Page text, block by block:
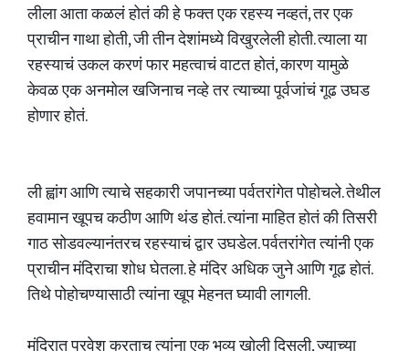
लीला आता कळलं होतं की हे फक्त एक रहस्य नव्हतं, तर एक
प्राचीन गाथा होती, जी तीन देशांमध्ये विखुरलेली होती. त्याला या
रहस्याचं उकल करणं फार महत्वाचं वाटत होतं, कारण यामुळे
केवळ एक अनमोल खजिनाच नव्हे तर त्याच्या पूर्वजांचं गूढ उघड
होणार होतं.
ली ह्वांग आणि त्याचे सहकारी जपानच्या पर्वतरांगेत पोहोचले. तेथील
हवामान खूपच कठीण आणि थंड होतं. त्यांना माहित होतं की तिसरी
गाठ सोडवल्यानंतरच रहस्याचं द्वार उघडेल. पर्वतरांगेत त्यांनी एक
प्राचीन मंदिराचा शोध घेतला. हे मंदिर अधिक जुने आणि गूढ होतं.
तिथे पोहोचण्यासाठी त्यांना खूप मेहनत घ्यावी लागली.